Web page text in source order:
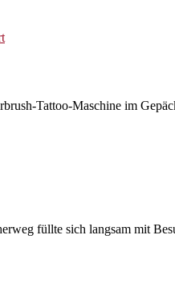
Tattoo-Maschine im
füllte sich langsam mit